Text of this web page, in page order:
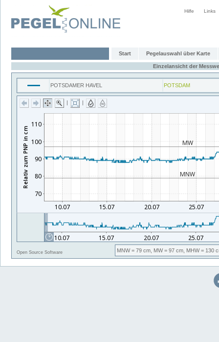
Hilfe Links
Start Pegelauswahl über Karte
Einzelansicht der
POTSDAMER HAVEL POTSDAM
| |
Open Source Software MNW= 79 cm, MW= 97 cm, MHW= 130